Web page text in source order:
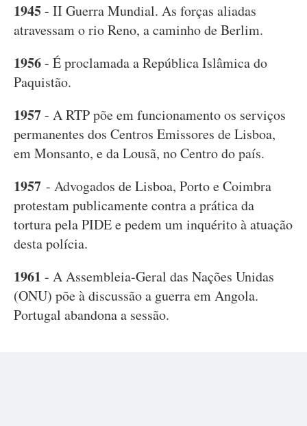
1945- II Guerra Mundial. As forças aliadas
atravessam o rio Reno, a caminho de Berlim.
1956- É proclamada a República Islâmica do
Paquistão.
1957- A RTP põe em funcionamento os serviços
permanentes dos Centros Emissores de Lisboa,
em Monsanto, e da Lousã, no Centro do país.
1957 - Advogados de Lisboa, Porto e Coimbra
protestam publicamente contra a prática da
tortura pela PIDE e pedem um inquérito à atuação
desta polícia.
1961 - A Assembleia-Geral das Nações Unidas
(ONU) põe à discussão a guerra em Angola.
Portugal abandona a sessão.